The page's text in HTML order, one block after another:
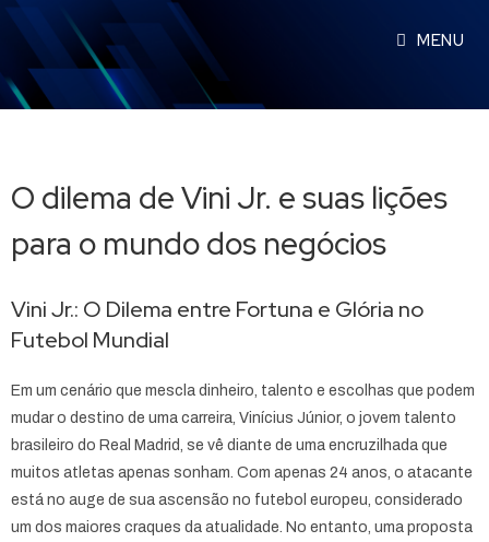
MENU
O dilema de Vini Jr. e suas lições
para o mundo dos negócios
Vini Jr.: O Dilema entre Fortuna e Glória no
Futebol Mundial
Em um cenário que mescla dinheiro, talento e escolhas que podem
mudar o destino de uma carreira, Vinícius Júnior, o jovem talento
brasileiro do Real Madrid, se vê diante de uma encruzilhada que
muitos atletas apenas sonham. Com apenas 24 anos, o atacante
está no auge de sua ascensão no futebol europeu, considerado
um dos maiores craques da atualidade. No entanto, uma proposta